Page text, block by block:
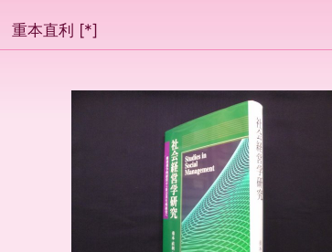
重本直利 [*]